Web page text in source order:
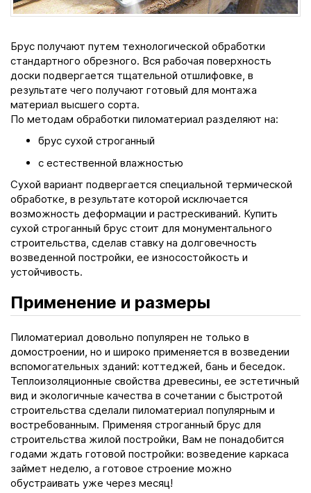
Брус получают путем технологической обработки
стандартного обрезного. Вся рабочая поверхность
доски подвергается тщательной отшлифовке, в
результате чего получают готовый для монтажа
материал высшего сорта.
По методам обработки пиломатериал разделяют на:
брус сухой строганный
с естественной влажностью
Сухой вариант подвергается специальной термической
обработке, в результате которой исключается
возможность деформации и растрескиваний. Купить
сухой строганный брус стоит для монументального
строительства, сделав ставку на долговечность
возведенной постройки, ее износостойкость и
устойчивость.
Применение и размеры
Пиломатериал довольно популярен не только в
домостроении, но и широко применяется в возведении
вспомогательных зданий: коттеджей, бань и беседок.
Теплоизоляционные свойства древесины, ее эстетичный
вид и экологичные качества в сочетании с быстротой
строительства сделали пиломатериал популярным и
востребованным. Применяя строганный брус для
строительства жилой постройки, Вам не понадобится
годами ждать готовой постройки: возведение каркаса
займет неделю, а готовое строение можно
обустраивать уже через месяц!